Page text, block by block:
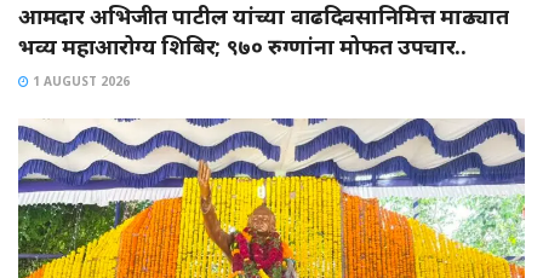
आमदार अभिजीत पाटील यांच्या वाढदिवसानिमित्त माढ्यात
भव्य महाआरोग्य शिबिर; ९७० रुग्णांना मोफत उपचार..
1 AUGUST 2026